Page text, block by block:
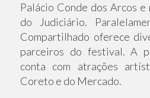
Palácio Conde dos Arcos
do Judiciário.
Compartilhado oferece
parceiros do festival. A
conta com atrações
Coreto e do Mercado.